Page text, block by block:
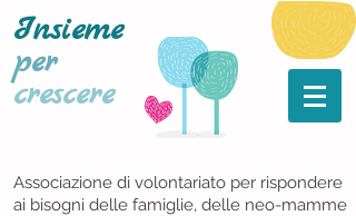
Insieme
per
crescere
Associazione di volontariato per rispondere
ai bisogni delle famiglie, delle neo-mamme